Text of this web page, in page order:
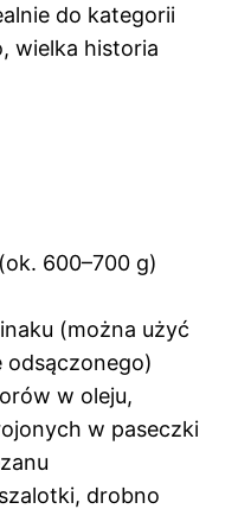
do kategorii
wielka historia
600–700 g)
(można użyć
w oleju,
w paseczki
drobno